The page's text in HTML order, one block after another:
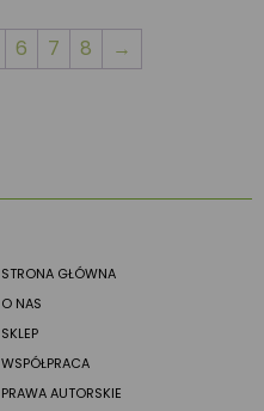
6 7 8 →
STRONA GŁÓWNA
O NAS
SKLEP
WSPÓŁPRACA
PRAWA AUTORSKIE